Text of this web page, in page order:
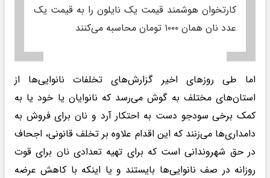
کارتخوان هوشمند قیمت یک نایلون را به قیمت یک
عدد نان همان ۱۰۰۰ تومان محاسبه می‌کنند
اما طی روز‌های اخیر گزارش‌های تخلفات نانوایی‌ها از
استان‌های مختلف به گوش می‌رسد که نانوایان یا خود یا به
کمک برخی سودجو دست به احتکار آرد و نان برای فروش به
دامداری‌ها می‌زنند که این اقدام علاوه بر تخلف قانونی، اجحاف
در حق شهروندانی است که برای تهیه تعدادی نان برای قوت
روزانه در صف نانوایی‌ها بایستند و یا اینکه با کاهش عرضه